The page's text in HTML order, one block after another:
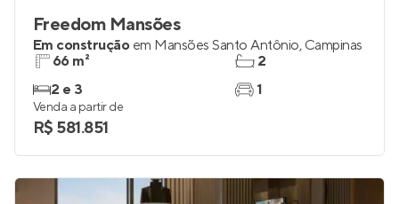
Freedom Mansões
Em construção em Mansões Santo Antônio, Campinas
66 m²
2 e 3
2
1
Venda a partir de
R$ 581.851